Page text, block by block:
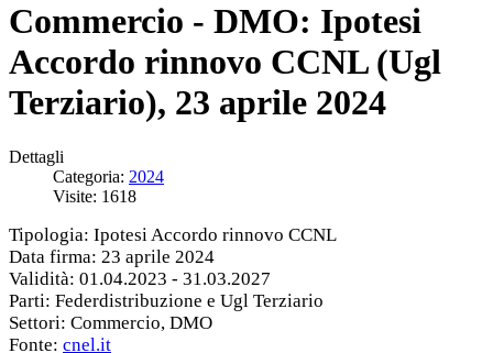
Commercio - DMO: Ipotesi
Accordo rinnovo CCNL (Ugl
Terziario), 23 aprile 2024
Dettagli
Categoria: 2024
Visite: 1618
Tipologia: Ipotesi Accordo rinnovo CCNL
Data firma: 23 aprile 2024
Validità: 01.04.2023 - 31.03.2027
Parti: Federdistribuzione e Ugl Terziario
Settori: Commercio, DMO
Fonte: cnel.it